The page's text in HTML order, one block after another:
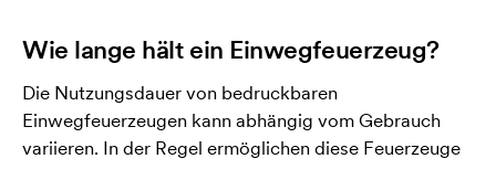
Wie lange hält ein Einwegfeuerzeug?
Die Nutzungsdauer von bedruckbaren
Einwegfeuerzeugen kann abhängig vom Gebrauch
variieren. In der Regel ermöglichen diese Feuerzeuge